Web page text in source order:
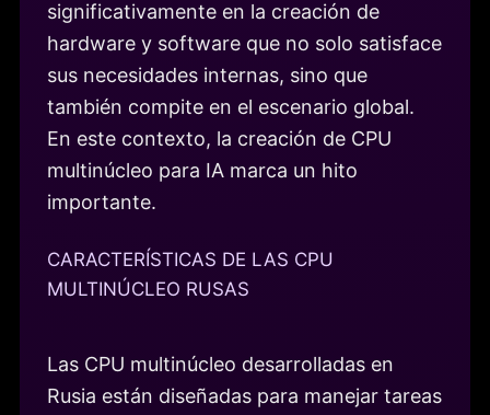
significativamente en la creación de
hardware y software que no solo satisface
sus necesidades internas, sino que
también compite en el escenario global.
En este contexto, la creación de CPU
multinúcleo para IA marca un hito
importante.
CARACTERÍSTICAS DE LAS CPU
MULTINÚCLEO RUSAS
Las CPU multinúcleo desarrolladas en
Rusia están diseñadas para manejar tareas